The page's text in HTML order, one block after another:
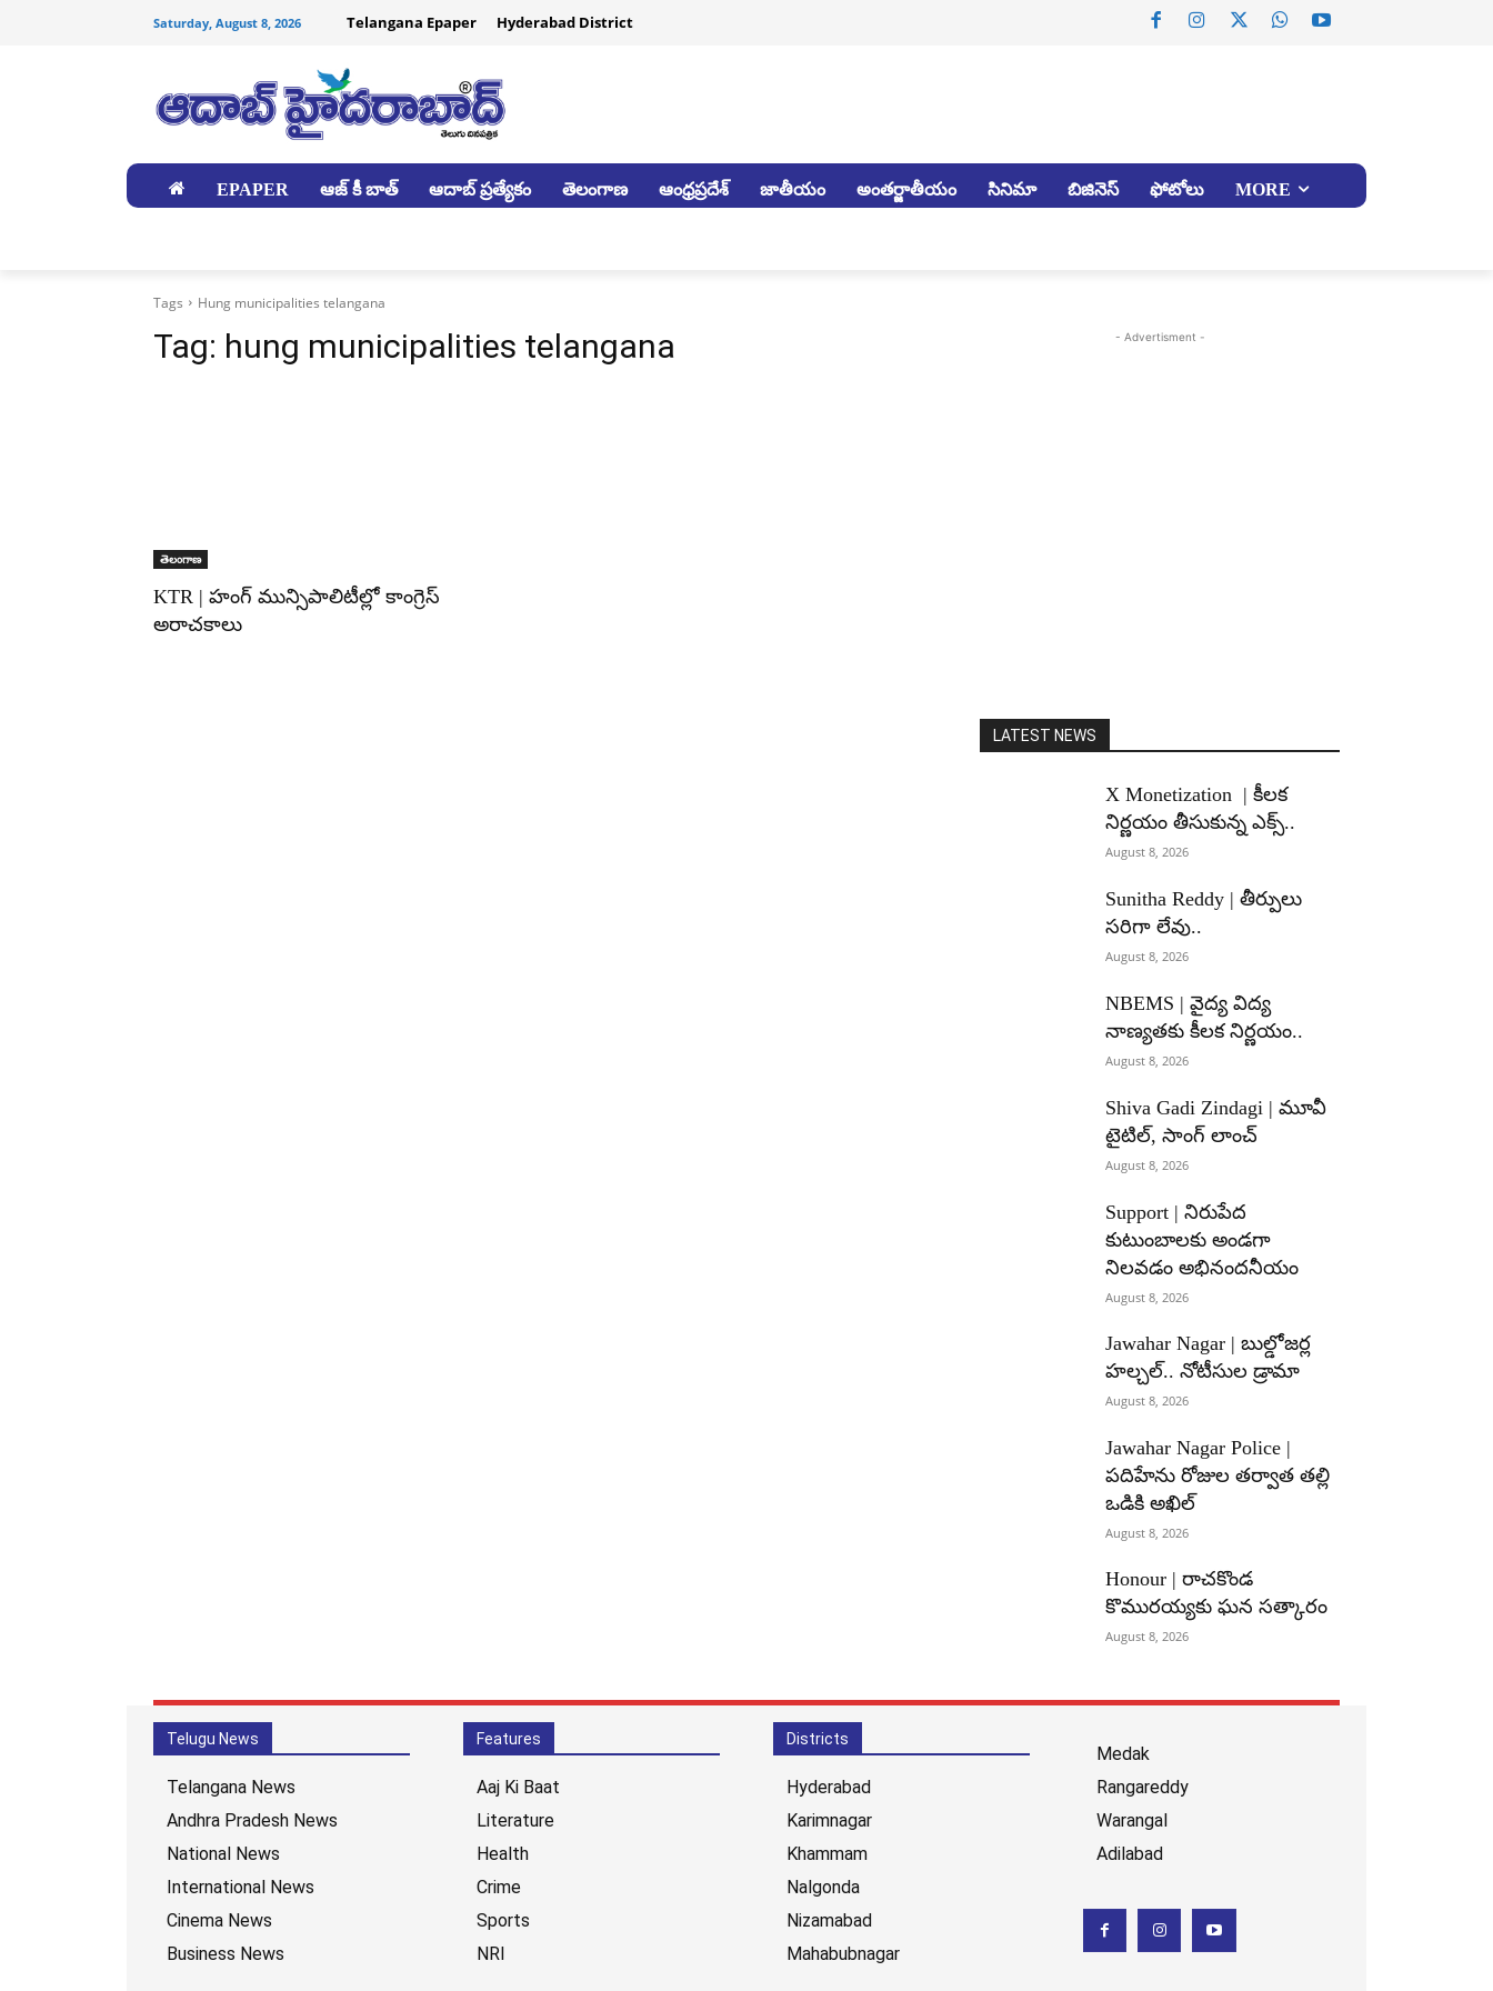
Saturday, August 8, 2026 Telangana Epaper Hyderabad District
EPAPER ఆజ్ కీ బాత్ ఆదాబ్ ప్రత్యేకం తెలంగాణ ఆంధ్రప్రదేశ్ జాతీయం అంతర్జాతీయం సినిమా బిజినెస్ ఫోటోలు MORE
Tags Hung municipalities telangana
Tag: hung municipalities telangana
తెలంగాణ
KTR | హంగ్ మున్సిపాలిటీల్లో కాంగ్రెస్
అరాచకాలు
- Advertisment -
LATEST NEWS
X Monetization | కీలక
నిర్ణయం తీసుకున్న ఎక్స్..
August 8, 2026
Sunitha Reddy | తీర్పులు
సరిగా లేవు..
August 8, 2026
NBEMS | వైద్య విద్య
నాణ్యతకు కీలక నిర్ణయం..
August 8, 2026
Shiva Gadi Zindagi | మూవీ
టైటిల్, సాంగ్ లాంచ్
August 8, 2026
Support | నిరుపేద
కుటుంబాలకు అండగా
నిలవడం అభినందనీయం
August 8, 2026
Jawahar Nagar | బుల్డోజర్ల
హల్చల్.. నోటీసుల డ్రామా
August 8, 2026
Jawahar Nagar Police |
పదిహేను రోజుల తర్వాత తల్లి
ఒడికి అఖిల్
August 8, 2026
Honour | రాచకొండ
కొమురయ్యకు ఘన సత్కారం
August 8, 2026
Telugu News
Telangana News
Andhra Pradesh News
National News
International News
Cinema News
Business News
Features
Aaj Ki Baat
Literature
Health
Crime
Sports
NRI
Districts
Hyderabad
Karimnagar
Khammam
Nalgonda
Nizamabad
Mahabubnagar
Medak
Rangareddy
Warangal
Adilabad